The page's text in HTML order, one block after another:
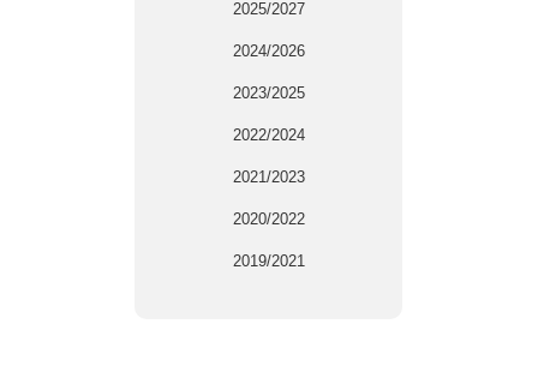
2025/2027
2024/2026
2023/2025
2022/2024
2021/2023
2020/2022
2019/2021